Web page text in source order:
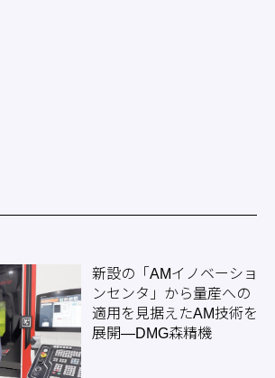
新設の「AMイノベーショ
ンセンタ」から量産への
適用を見据えたAM技術を
展開―DMG森精機